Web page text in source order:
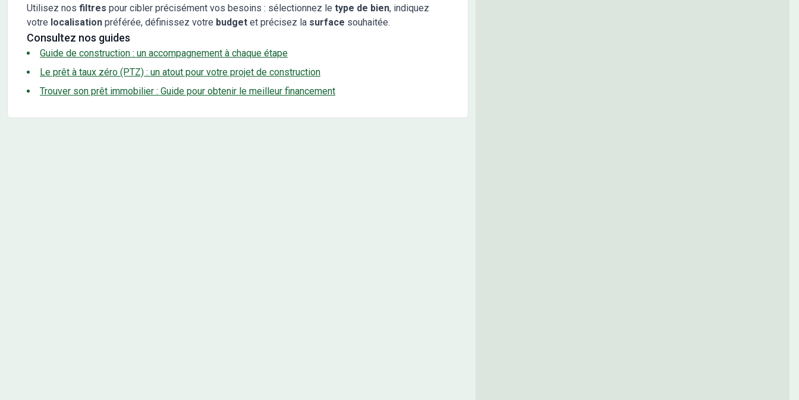
Utilisez nos filtres pour cibler précisément vos besoins : sélectionnez le type de bien, indiquez
votre localisation préférée, définissez votre budget et précisez la surface souhaitée.
Consultez nos guides
Guide de construction : un accompagnement à chaque étape
Le prêt à taux zéro (PTZ) : un atout pour votre projet de construction
Trouver son prêt immobilier : Guide pour obtenir le meilleur financement